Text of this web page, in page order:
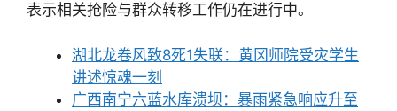
表示相关抢险与群众转移工作仍在进行中。
湖北龙卷风致8死1失联：黄冈师院受灾学生
讲述惊魂一刻
广西南宁六蓝水库溃坝：暴雨紧急响应升至